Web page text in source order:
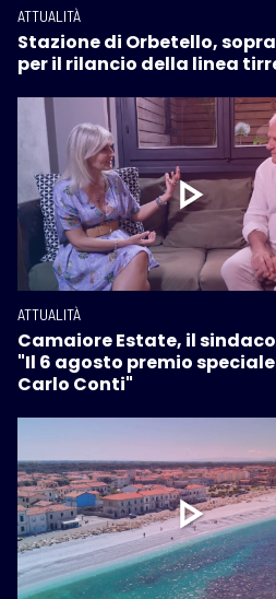
ATTUALITÀ
Stazione di Orbetello,
per il rilancio della linea
ATTUALITÀ
Camaiore Estate, il
"Il 6 agosto premio
Carlo Conti"